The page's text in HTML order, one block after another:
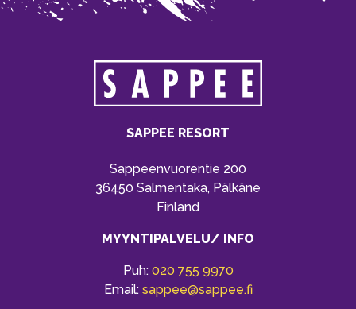
SAPPEE RESORT
Sappeenvuorentie 200
36450 Salmentaka, Pälkäne
Finland
MYYNTIPALVELU/ INFO
Puh: 020 755 9970
Email: sappee@sappee.fi